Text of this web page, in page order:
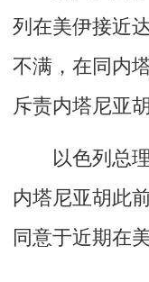
列在美伊接近
不满，在同内
斥责内塔尼亚胡
以色列总理
内塔尼亚胡此
同意于近期在